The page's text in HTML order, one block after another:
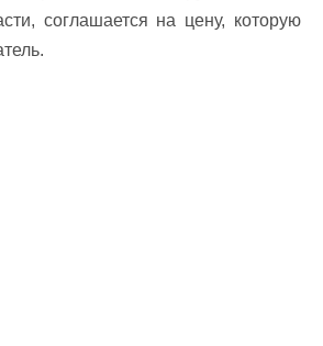
соглашается на цену, которую